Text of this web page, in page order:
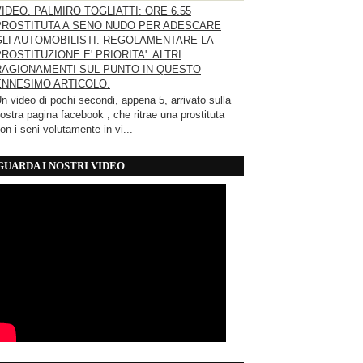
PALMIRO TOGLIATTI: ORE 6.55
A SENO NUDO PER ADESCARE
AUTOMOBILISTI. REGOLAMENTARE LA
E' PRIORITA'. ALTRI
SUL PUNTO IN QUESTO
ARTICOLO.
video di pochi secondi, appena 5, arrivato sulla
pagina facebook , che ritrae una prostituta
i seni volutamente in vi...
I NOSTRI VIDEO